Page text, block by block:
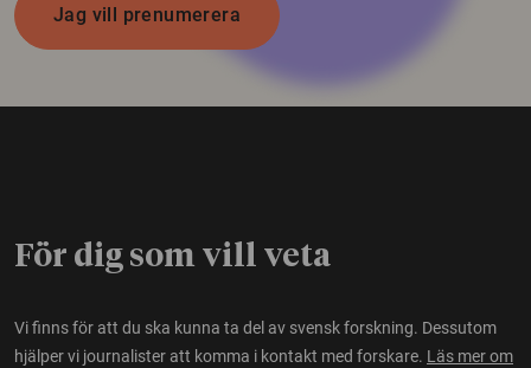
Jag vill prenumerera
För dig som vill veta
Vi finns för att du ska kunna ta del av svensk forskning. Dessutom
hjälper vi journalister att komma i kontakt med forskare. Läs mer om